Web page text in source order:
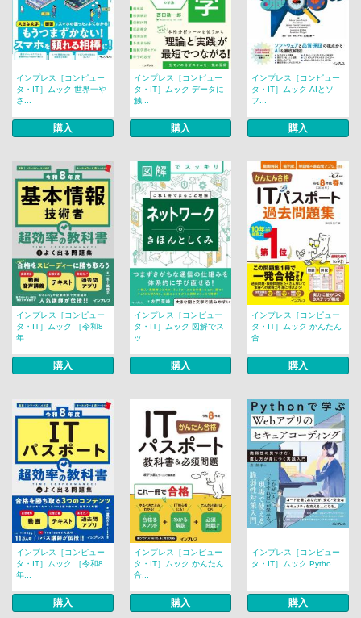
インプレス［コンピュー
タ・IT］ムック 世界一や
さ...
購入
インプレス［コンピュー
タ・IT］ムック データに
触...
購入
インプレス［コンピュー
タ・IT］ムック AIとソ
フ...
購入
インプレス［コンピュー
タ・IT］ムック ［令和8
年...
購入
インプレス［コンピュー
タ・IT］ムック 図解でス
ッ...
購入
インプレス［コンピュー
タ・IT］ムック かんたん
合...
購入
インプレス［コンピュー
タ・IT］ムック ［令和8
年...
購入
インプレス［コンピュー
タ・IT］ムック かんたん
合...
購入
インプレス［コンピュー
タ・IT］ムック Pytho...
購入